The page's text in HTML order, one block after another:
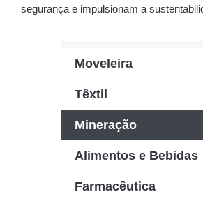
segurança e impulsionam a
Moveleira
Têxtil
Mineração
Alimentos e Bebidas
Farmacêutica